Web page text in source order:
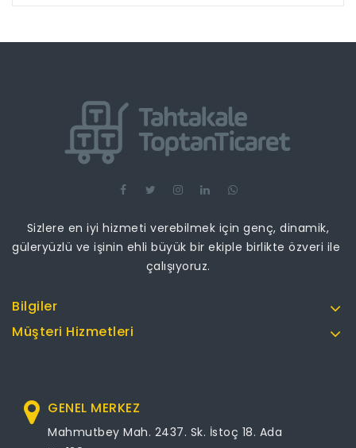
Sizlere en iyi hizmeti verebilmek için genç, dinamik,
güleryüzlü ve işinin ehli büyük bir ekiple birlikte özveri ile
çalışıyoruz.
Bilgiler
Müşteri Hizmetleri
GENEL MERKEZ
Mahmutbey Mah. 2437. Sk. İstoç 18. Ada